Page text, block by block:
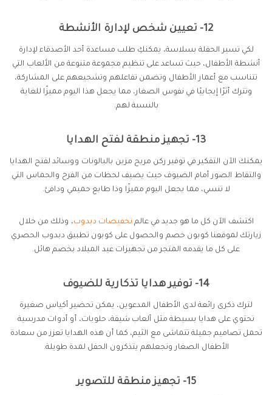
12- تعيين شخص لإدارة الأنشطة
لكي تسير الحفلة بسلاسة، يمكنكِ طلب مساعدة أحد الأصدقاء لإدارة
أنشطة الأطفال، حيث تساعد على تنظيم مجموعة متنوعة من الألعاب التي
تتناسب مع أعمار الأطفال وتضمن تفاعلهم وتشجيعهم على المشاركة،
وتترك أثرًا إيجابيًا في نفوس الصغار، مما يجعل هذا اليوم مميزًا للغاية
بالنسبة لهم.
13- تجهيز منطقة لفتح الهدايا
يمكنك الآن التفكير في توفير ركن مريح مزين بالبالونات ووسائد لفتح الهدايا
والتقاط الصور أمام الضيوف حيث يضيف لحظات من الفرح والحماس التي
لا تنسي، مما يجعل اليوم مميزًا وذا طابع حميمي ودافئ.
اكتشف الآن كل ما هو جديد في عالم تخفيضات دبدوب، وذلك من خلال
زيارتك لموقعنا كوبون خصم والحصول على كوبون تطبيق دبدوب الحصري
على كل ما يقدمه المتجر من تجهيزات عيد الميلاد بخصم هائل.
14- توفير هدايا تذكارية للضيوف
لترك ذكرى رائعة لدى الأطفال المدعوين، يمكن تحضير أكياس صغيرة
تحتوي على هدايا بسيطة مثل ألعاب شيقة، حلويات، أو أدوات مدرسية
تحمل تصاميم جميلة تتماشى مع الثيم، كما أن هذه الهدايا تعزز من سعادة
الأطفال الصغار وتجعلهم يتذكرون الحفل لمدة طويلة.
15- تجهيز منطقة للتصوير